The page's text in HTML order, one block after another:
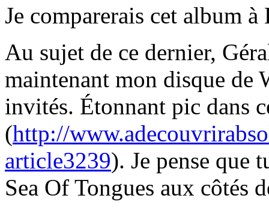
Je comparerais cet album
Au sujet de ce dernier,
maintenant mon disque
invités. Étonnant pic dans
(http://
article3239). Je pense que
Sea Of Tongues aux côtés